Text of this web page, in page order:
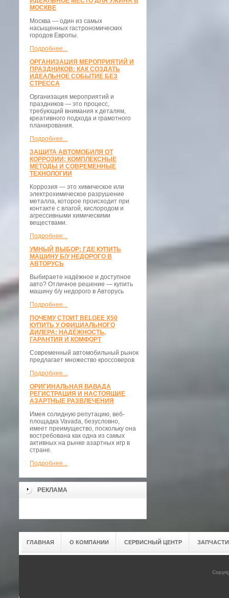
МОСКВЕ
Москва — один из самых
насыщенных гастрономических
городов Европы.
Подробнее...
ОРГАНИЗАЦИЯ МЕРОПРИЯТИЙ И
ПРАЗДНИКОВ: КАК СОЗДАТЬ
ИДЕАЛЬНОЕ СОБЫТИЕ БЕЗ
СТРЕССА
Организация мероприятий и
праздников — это процесс,
требующий внимания к деталям,
креативного подхода и грамотного
планирования.
Подробнее...
ЗАЩИТА АВТОМОБИЛЯ ОТ
КОРРОЗИИ: КОМПЛЕКСНЫЕ
МЕТОДЫ И СОВРЕМЕННЫЕ
ТЕХНОЛОГИИ
Коррозия — это химическое или
электрохимическое разрушение
металла, которое происходит при
контакте с влагой, кислородом и
агрессивными химическими
веществами.
Подробнее...
УМНЫЙ ВЫБОР: ГДЕ КУПИТЬ
МАШИНУ Б/У НЕДОРОГО В
АВТОРУСЬ
Выбираете надёжное и доступное
авто? Отличное решение — купить
машину б/у недорого в Авторусь
Подробнее...
ПОЧЕМУ СТОИТ BELGEE X50
КУПИТЬ У ОФИЦИАЛЬНОГО
ДИЛЕРА: НАДЁЖНОСТЬ,
ГАРАНТИЯ И КОМФОРТ
Современный автомобильный рынок
предлагает множество кроссоверов
Подробнее...
ОРИГИНАЛЬНАЯ ВАВАДА
РЕГИСТРАЦИЯ И НАСТОЯЩИЕ
АЗАРТНЫЕ РАЗВЛЕЧЕНИЯ
Имея солидную репутацию, веб-
площадка Vavada, безусловно,
имеет преимущество, поскольку она
востребована как одна из самых
активных на рынке азартных игр в
стране.
Подробнее...
РЕКЛАМА
ГЛАВНАЯ О КОМПАНИИ СЕРВИСНЫЙ ЦЕНТР